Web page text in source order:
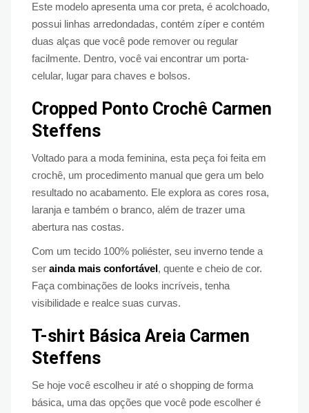
Este modelo apresenta uma cor preta, é acolchoado,
possui linhas arredondadas, contém zíper e contém
duas alças que você pode remover ou regular
facilmente. Dentro, você vai encontrar um porta-
celular, lugar para chaves e bolsos.
Cropped Ponto Crochê Carmen
Steffens
Voltado para a moda feminina, esta peça foi feita em
crochê, um procedimento manual que gera um belo
resultado no acabamento. Ele explora as cores rosa,
laranja e também o branco, além de trazer uma
abertura nas costas.
Com um tecido 100% poliéster, seu inverno tende a
ser ainda mais confortável , quente e cheio de cor.
Faça combinações de looks incríveis, tenha
visibilidade e realce suas curvas.
T-shirt Básica Areia Carmen
Steffens
Se hoje você escolheu ir até o shopping de forma
básica, uma das opções que você pode escolher é